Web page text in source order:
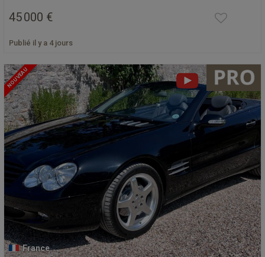
45 000 €
Publié il y a 4 jours
NOUVEAU
France